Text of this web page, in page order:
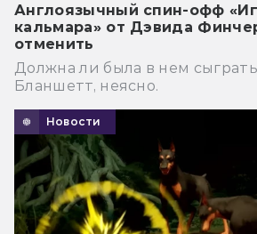
Англоязычный спин-офф
кальмара» от Дэвида
отменить
Должна ли была в нем
Бланшетт, неясно.
Новости